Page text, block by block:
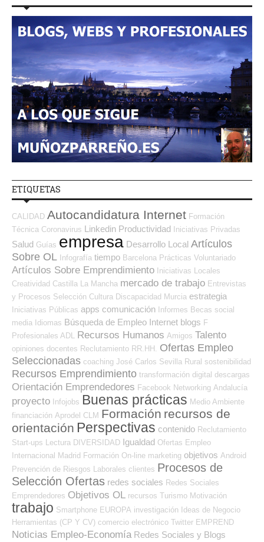
ETIQUETAS
CALIDAD Autocandidatura Internet Formación
Técnica Coronavirus Linkedin Productividad Iniciativas Privadas
Salud Guías empresa Desarrollo Local Artículos
Sobre OL Infografía tiempo Barcelona Prácticas Voluntariado
Artículos Sobre Emprendimiento Iniciativas Locales
Creatividad Castilla La Mancha mercado de trabajo Entrevistas
y Procesos Selección Cultura Discapacidad Murcia estrategia
Iniciativas Públicas apps comunicación Informes Becas social
media Idiomas Búsqueda de Empleo Internet blogs F
Profesionales ADL Recursos Humanos Amigos Talento
opiniones docentes Reclutamiento RR.HH. Ofertas Empleo
Seleccionadas coaching José Carlos Sevilla Rural sostenibilidad
Recursos Emprendimiento transformación digital descargas
Orientación Emprendedores Facebook Networking Andalucía
proyecto Infojobs Buenas prácticas Medio Ambiente
financiación Aprodel CLM Formación recursos de
orientación Perspectivas contenido Reclutamiento
Start-ups Lectura DIVERSIDAD Igualdad Ofertas Empleo
Internacional Madrid Formación On-line marketing objetivos Android
Prevención de Riesgos Laborales clientes Procesos de
Selección Ofertas redes sociales Redes Sociales
Emprendedores Objetivos OL recursos Turismo Motivación
trabajo Smartphone EUROPA investigación
Ideas de Negocio
Herramientas (CP Y CV) comercio electrónico Twitter EMPREND
Noticias Empleo-Economía Redes Sociales y Blogs